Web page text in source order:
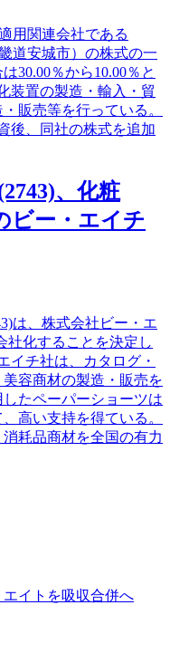
用関連会社である
道安城市）の株式の一
30.00％から10.00％と
装置の製造・輸入・貿
販売等を行っている。
後、同社の株式を追加
、化粧
ビー・エイチ
は、株式会社ビー・エ
社化することを決定し
イチ社は、カタログ・
容商材の製造・販売を
たペーパーショーツは
高い支持を得ている。
耗品商材を全国の有力
イトを吸収合併へ